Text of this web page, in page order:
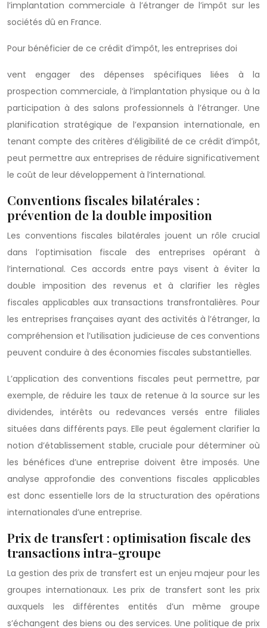
l’implantation commerciale à l’étranger de l’impôt sur les
sociétés dû en France.
Pour bénéficier de ce crédit d’impôt, les entreprises doi
vent engager des dépenses spécifiques liées à la
prospection commerciale, à l’implantation physique ou à la
participation à des salons professionnels à l’étranger. Une
planification stratégique de l’expansion internationale, en
tenant compte des critères d’éligibilité de ce crédit d’impôt,
peut permettre aux entreprises de réduire significativement
le coût de leur développement à l’international.
Conventions fiscales bilatérales :
prévention de la double imposition
Les conventions fiscales bilatérales jouent un rôle crucial
dans l’optimisation fiscale des entreprises opérant à
l’international. Ces accords entre pays visent à éviter la
double imposition des revenus et à clarifier les règles
fiscales applicables aux transactions transfrontalières. Pour
les entreprises françaises ayant des activités à l’étranger, la
compréhension et l’utilisation judicieuse de ces conventions
peuvent conduire à des économies fiscales substantielles.
L’application des conventions fiscales peut permettre, par
exemple, de réduire les taux de retenue à la source sur les
dividendes, intérêts ou redevances versés entre filiales
situées dans différents pays. Elle peut également clarifier la
notion d’établissement stable, cruciale pour déterminer où
les bénéfices d’une entreprise doivent être imposés. Une
analyse approfondie des conventions fiscales applicables
est donc essentielle lors de la structuration des opérations
internationales d’une entreprise.
Prix de transfert : optimisation fiscale des
transactions intra-groupe
La gestion des prix de transfert est un enjeu majeur pour les
groupes internationaux. Les prix de transfert sont les prix
auxquels les différentes entités d’un même groupe
s’échangent des biens ou des services. Une politique de prix